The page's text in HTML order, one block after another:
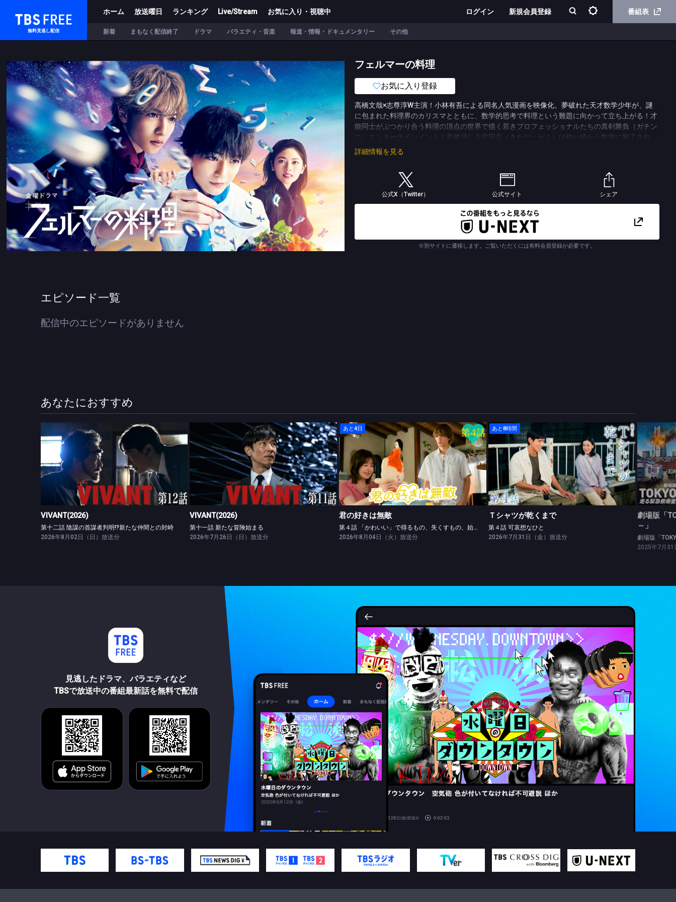
TBS FREE
無料見逃し配信
ホーム 放送曜日 ランキング Live/Stream お気に入り・視聴中 ログイン 新規会員登録 番組表
新着 まもなく配信終了 ドラマ バラエティ・音楽 報道・情報・ドキュメンタリー その他
フェルマーの料理
お気に入り登録
高橋文哉×志尊淳W主演！小林有吾による同名人気漫画を映像化。夢破れた天才数学少年が、謎
に包まれた料理界のカリスマとともに、数学的思考で料理という難題に向かって立ち上がる！才
能同士がぶつかり合う料理の頂点の世界で描く若きプロフェッショナルたちの真剣勝負（ガチン
コ）エンターテインメント！高橋演じる北田岳（きただ・がく）は幼い頃から数学に魅了され、
数学に人生を捧げてきた天才数学少年。裕福な家庭ではなかったものの、学業、特に数学で優秀
な成績を収め、数学者を目指し、特待生として名門校に通っていた。しかし、高校３年生で挑ん
挫折する。そんなときに志尊が演じる朝倉海（あさくら・かい）に出会う。海は東京にある二つ
星レストラン「K」のオーナーシェフを務める若き料理界のカリスマ。幼い頃から料理人になる
じいスピードで成長させていく。一方で、謎めいた意味ありげな発言も目立ち、岳の才能を利用
して成し遂げたい企みがあるようで…。そのほか、「K」で岳と海と共に働く店で唯一の女性シ
ェフ・赤松蘭菜（あかまつ・らんな）に小芝風花、同じく「K」のシェフで岳の良きライバル・
乾孫六（いぬい・まごろく）に板垣李光人、岳の高校の同級生・魚見亜由（うおみ・あゆ）に白
詳細情報を見る
公式X（Twitter） 公式サイト シェア
※別サイトに遷移します。ご覧いただくには有料会員登録が必要です。
エピソード一覧
配信中のエピソードがありません
あなたにおすすめ
VIVANT(2026)
第十二話 陰謀の首謀者判明!?新たな仲間との対峙
VIVANT(2026)
第十二話 陰謀の首謀者判明!?新たな仲間との対峙
2026年8月02日（日）放送分
VIVANT(2026)
第十一話 新たな冒険始まる
VIVANT(2026)
第十一話 新たな冒険始まる
2026年7月26日（日）放送分
あと4日
君の好きは無敵
第４話 「かわいい」で得るもの、失くすもの、始まる♥もの
君の好きは無敵
第４話 「かわいい」で得るもの、失くすもの、始まる♥もの
2026年8月04日（火）放送分
あと8時間
Ｔシャツが乾くまで
第４話 可哀想なひと
Ｔシャツが乾くまで
第４話 可哀想なひと
2026年7月31日（金）放送分
劇場版
劇場版
劇場版「
～」
劇場版「
2025年7月31
見逃したドラマ、バラエティなど
TBSで放送中の番組最新話を無料で配信